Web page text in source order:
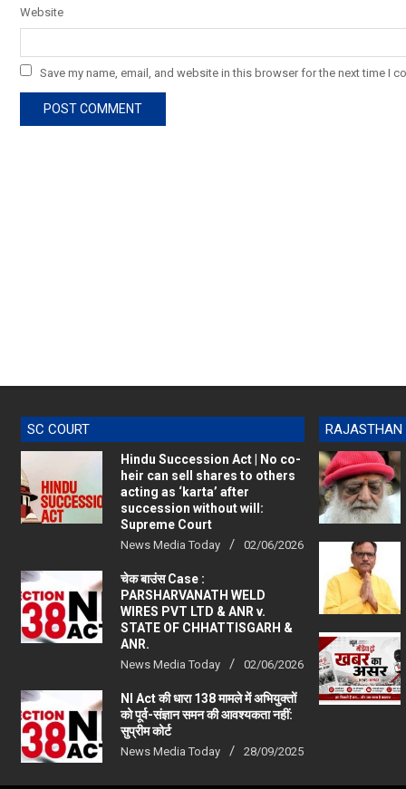
Website
Save my name, email, and website in this browser for the next time I
SC COURT
Hindu Succession Act | No co-
heir can sell shares to others
acting as ‘karta’ after
succession without will:
Supreme Court
News Media Today 02/06/2026
चेक बाउंस Case :
PARSHARVANATH WELD
WIRES PVT LTD & ANR v.
STATE OF CHHATTISGARH &
ANR.
News Media Today 02/06/2026
NI Act की धारा 138 मामले में अभियुक्तों
को पूर्व-संज्ञान समन की आवश्यकता नहीं:
सुप्रीम कोर्ट
News Media Today 28/09/2025
RAJASTHAN